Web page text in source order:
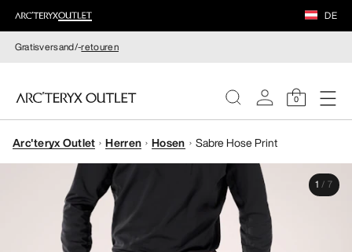
DE
Gratisversand/-retouren
0
DAMEN
HERREN
Arc'teryx Outlet Herren Hosen Sabre Hose Print
1 / 7